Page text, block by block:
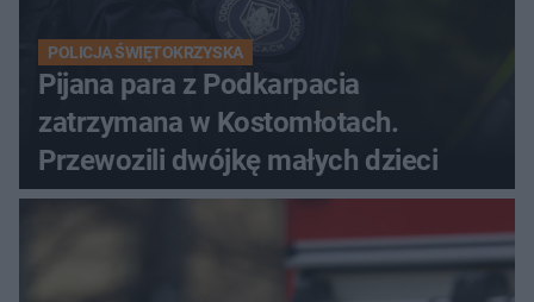
POLICJA ŚWIĘTOKRZYSKA
Pijana para z Podkarpacia
zatrzymana w Kostomłotach.
Przewozili dwójkę małych dzieci